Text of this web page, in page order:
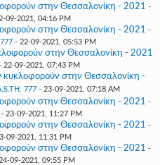
στην Θεσσαλονίκη - 2021 -
09-2021, 04:16 PM
στην Θεσσαλονίκη - 2021 -
- 22-09-2021, 05:53 PM
στην Θεσσαλονίκη - 2021
09-2021, 07:43 PM
κυκλοφορούν στην Θεσσαλονίκη -
777- 23-09-2021, 07:18 AM
στην Θεσσαλονίκη - 2021 -
- 23-09-2021, 11:27 PM
στην Θεσσαλονίκη - 2021 -
09-2021, 11:31 PM
στην Θεσσαλονίκη - 2021 -
09-2021, 09:55 PM